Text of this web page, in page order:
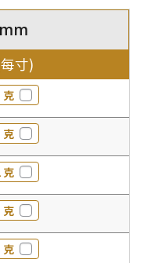
寸)
克
克
克
克
克